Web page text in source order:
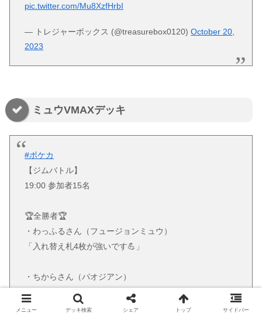
pic.twitter.com/Mu8XzfHrbI
— トレジャーボックス (@treasurebox0120)October 20,
2023
ミュウVMAXデッキ
#ポケカ
【ジムバトル】
19:00 参加者15名
🏆全勝者🏆
・わっふるさん（フュージョンミュウ）
「入れ替え札4枚が強いです💪」
・ちからさん（パオジアン）
「キクポプ杯に来てください🥹」
メニュー デッキ検索 シェア トップ サイドバー